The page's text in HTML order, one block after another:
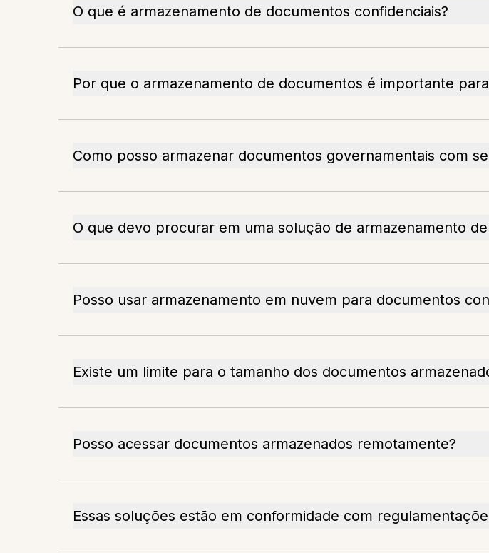
O que é armazenamento de documentos confidenciais?
Por que o armazenamento de documentos é importante
Como posso armazenar documentos governamentais com
O que devo procurar em uma solução de armazenamento
Posso usar armazenamento em nuvem para documentos
Existe um limite para o tamanho dos documentos
Posso acessar documentos armazenados remotamente?
Essas soluções estão em conformidade com